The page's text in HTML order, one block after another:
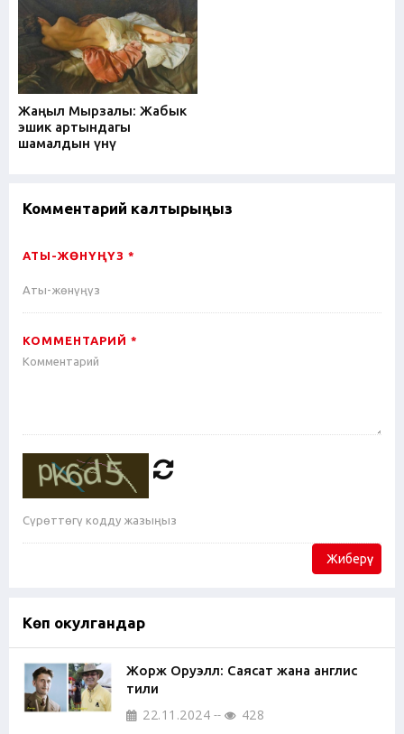
Жаңыл Мырзалы: Жабык
эшик артындагы
шамалдын үнү
Комментарий калтырыңыз
АТЫ-ЖӨНҮҢҮЗ *
КОММЕНТАРИЙ *
Жиберүү
Көп окулгандар
Жорж Оруэлл: Саясат жана англис
тили
22.11.2024 428